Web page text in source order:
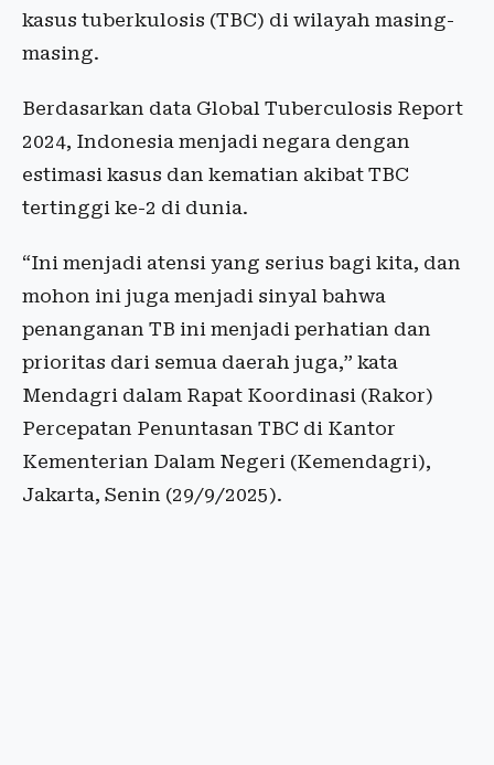
kasus tuberkulosis (TBC) di wilayah masing-
masing.
Berdasarkan data Global Tuberculosis Report
2024, Indonesia menjadi negara dengan
estimasi kasus dan kematian akibat TBC
tertinggi ke-2 di dunia.
“Ini menjadi atensi yang serius bagi kita, dan
mohon ini juga menjadi sinyal bahwa
penanganan TB ini menjadi perhatian dan
prioritas dari semua daerah juga,” kata
Mendagri dalam Rapat Koordinasi (Rakor)
Percepatan Penuntasan TBC di Kantor
Kementerian Dalam Negeri (Kemendagri),
Jakarta, Senin (29/9/2025).